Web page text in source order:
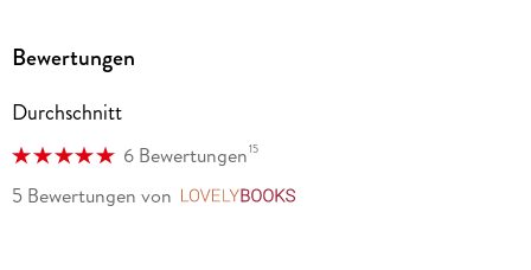
Bewertungen
Durchschnitt
6 Bewertungen15
5 Bewertungen von